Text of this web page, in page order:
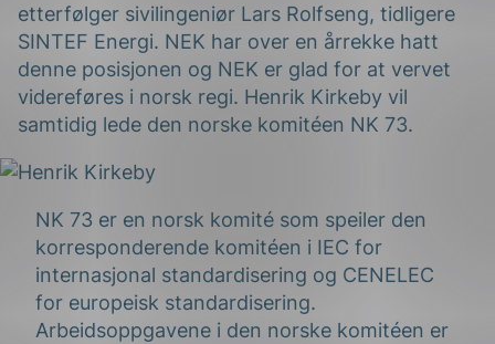
etterfølger sivilingeniør Lars Rolfseng, tidligere
SINTEF Energi. NEK har over en årrekke hatt
denne posisjonen og NEK er glad for at vervet
videreføres i norsk regi. Henrik Kirkeby vil
samtidig lede den norske komitéen NK 73.
NK 73 er en norsk komité som speiler den
korresponderende komitéen i IEC for
internasjonal standardisering og CENELEC
for europeisk standardisering.
Arbeidsoppgavene i den norske komitéen er